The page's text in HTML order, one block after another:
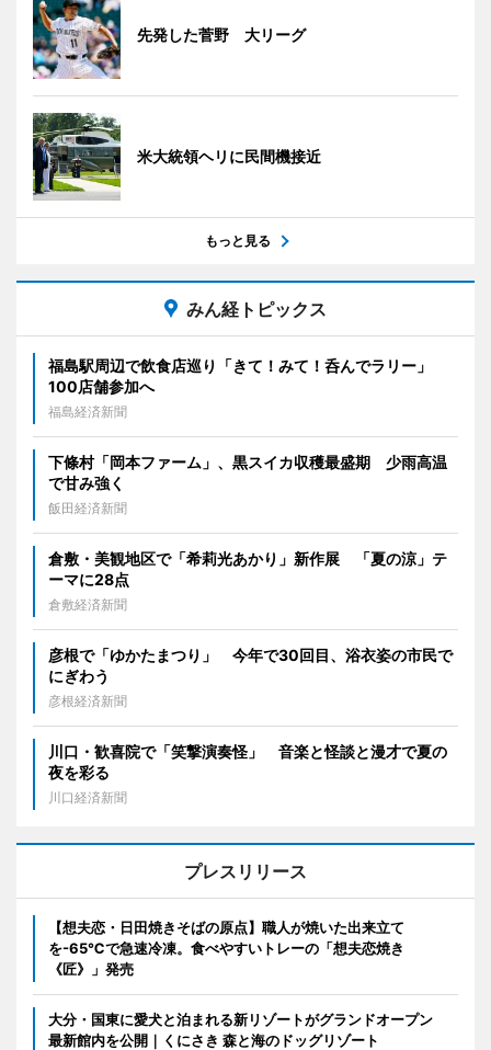
先発した菅野 大リーグ
米大統領ヘリに民間機接近
もっと見る
みん経トピックス
福島駅周辺で飲食店巡り「きて！みて！呑んでラリー」
100店舗参加へ
福島経済新聞
下條村「岡本ファーム」、黒スイカ収穫最盛期 少雨高温
で甘み強く
飯田経済新聞
倉敷・美観地区で「希莉光あかり」新作展 「夏の涼」テ
ーマに28点
倉敷経済新聞
彦根で「ゆかたまつり」 今年で30回目、浴衣姿の市民で
にぎわう
彦根経済新聞
川口・歓喜院で「笑撃演奏怪」 音楽と怪談と漫才で夏の
夜を彩る
川口経済新聞
プレスリリース
【想夫恋・日田焼きそばの原点】職人が焼いた出来立て
を-65℃で急速冷凍。食べやすいトレーの「想夫恋焼き
《匠》」発売
大分・国東に愛犬と泊まれる新リゾートがグランドオープン
最新館内を公開｜くにさき 森と海のドッグリゾート